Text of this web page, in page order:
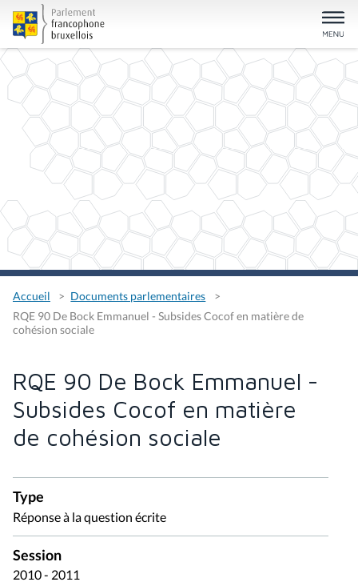
Accueil
Documents parlementaires
RQE 90 De Bock Emmanuel - Subsides Cocof en matière de
cohésion sociale
RQE 90 De Bock Emmanuel -
Subsides Cocof en matière
de cohésion sociale
Type
Réponse à la question écrite
Session
2010 - 2011